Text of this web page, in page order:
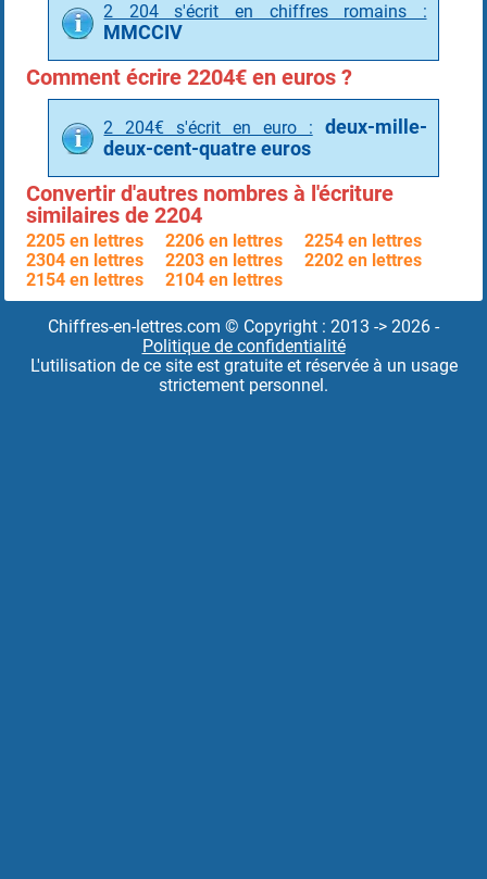
2 204 s'écrit en chiffres romains :
MMCCIV
Comment écrire 2204€ en euros ?
2 204€ s'écrit en euro : deux-mille-
deux-cent-quatre euros
Convertir d'autres nombres à l'écriture
similaires de 2204
2205 en lettres 2206 en lettres
2254 en lettres
2304 en lettres
2203 en lettres
2202 en lettres
2154 en lettres
2104 en lettres
Chiffres-en-lettres.com © Copyright : 2013 -> 2026 -
Politique de confidentialité
L'utilisation de ce site est gratuite et réservée à un usage
strictement personnel.